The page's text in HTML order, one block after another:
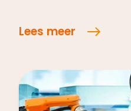
Lees meer